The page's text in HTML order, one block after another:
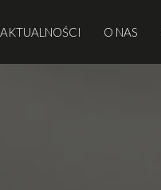
AKTUALNOŚCI O NAS